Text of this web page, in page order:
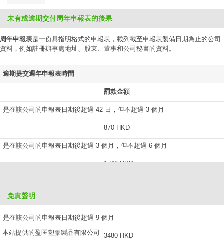
未有或逾期交付周年申報表的後果
周年申報表是一份具指明格式的申報表，載列截至申報表製備日期為止的公司
資料，例如註冊辦事處地址、股東、董事和公司秘書的資料。
逾期提交週年申報表時間
罰款金額
是在該公司的申報表日期後超過 42 日，但不超過 3 個月
870 HKD
是在該公司的申報表日期後超過 3 個月，但不超過 6 個月
1740 HKD
是在該公司的申報表日期後超過 9 個月
3480 HKD
免責聲明
本站提供的盈匡塑膠製品有限公司